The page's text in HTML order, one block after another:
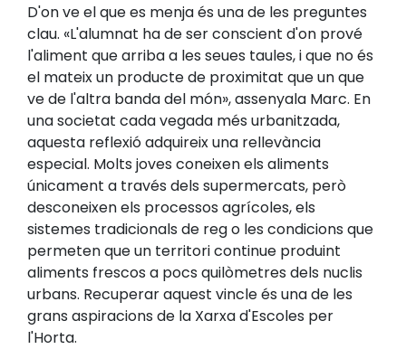
D'on ve el que es menja és una de les preguntes
clau. «L'alumnat ha de ser conscient d'on prové
l'aliment que arriba a les seues taules, i que no és
el mateix un producte de proximitat que un que
ve de l'altra banda del món», assenyala Marc. En
una societat cada vegada més urbanitzada,
aquesta reflexió adquireix una rellevància
especial. Molts joves coneixen els aliments
únicament a través dels supermercats, però
desconeixen els processos agrícoles, els
sistemes tradicionals de reg o les condicions que
permeten que un territori continue produint
aliments frescos a pocs quilòmetres dels nuclis
urbans. Recuperar aquest vincle és una de les
grans aspiracions de la Xarxa d'Escoles per
l'Horta.